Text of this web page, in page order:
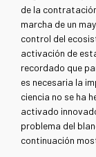
de la
marcha de un
control del
activación de
recordado que
es necesaria la
ciencia no se ha
activado
problema del
continuación